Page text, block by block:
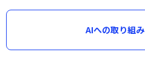
AIへの取り組み